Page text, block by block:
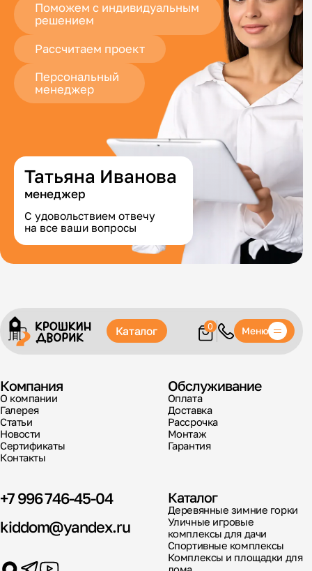
Поможем с индивидуальным
решением
Рассчитаем проект
Персональный
менеджер
Татьяна Иванова
менеджер
С удовольствием отвечу
на все ваши вопросы
Каталог 0 Меню
+7 996 746-45-04
kiddom@yandex.ru
Компания
О компании
Галерея
Статьи
Новости
Сертификаты
Контакты
Обслуживание
Оплата
Доставка
Рассрочка
Монтаж
Гарантия
Каталог
Деревянные зимние горки
Уличные игровые
комплексы для дачи
Спортивные комплексы
Комплексы и площадки для